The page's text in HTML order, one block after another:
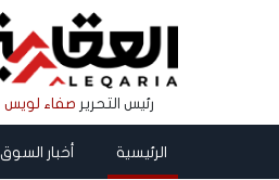
رئيس التحرير صفاء لويس
الرئيسية أخبار